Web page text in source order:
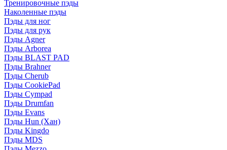
Тренировочные пэды
Наколенные пэды
Пэды для ног
Пэды для рук
Пэды Agner
Пэды Arborea
Пэды BLAST PAD
Пэды Brahner
Пэды Cherub
Пэды CookiePad
Пэды Cympad
Пэды Drumfan
Пэды Evans
Пэды Hun (Хан)
Пэды Kingdo
Пэды MDS